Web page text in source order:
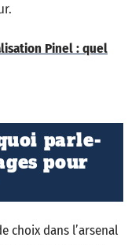
Pinel : quel
parle-
pour
choix dans l’arsenal